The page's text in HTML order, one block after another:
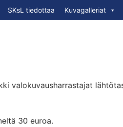
SKsL tiedottaa Kuvagalleriat
valokuvausharrastajat
30 euroa.